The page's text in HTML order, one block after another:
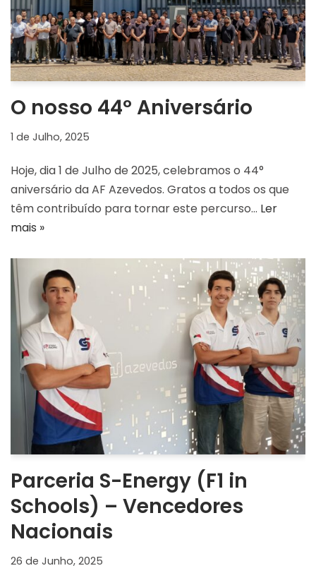
O nosso 44º Aniversário
1 de Julho, 2025
Hoje, dia 1 de Julho de 2025, celebramos o 44°
aniversário da AF Azevedos. Gratos a todos os que
têm contribuído para tornar este percurso… Ler
mais »
Parceria S-Energy (F1 in
Schools) – Vencedores
Nacionais
26 de Junho, 2025